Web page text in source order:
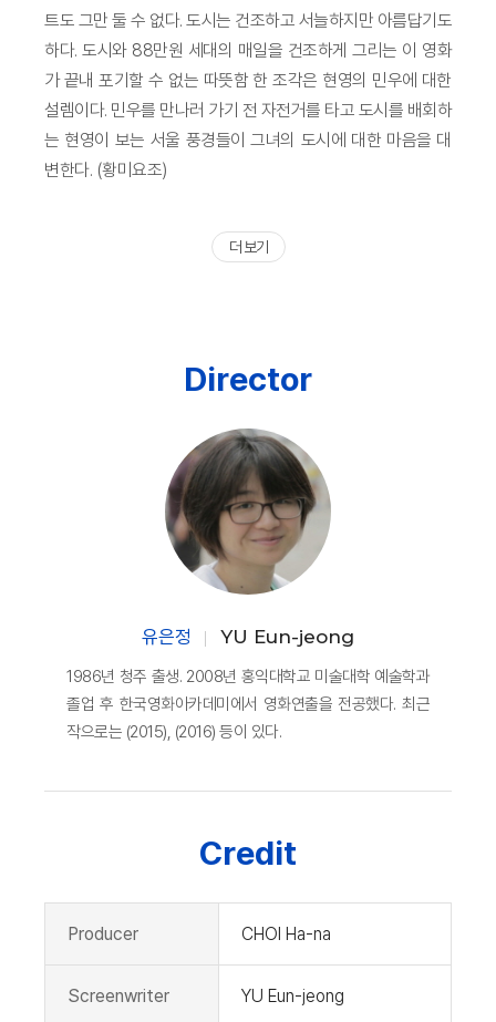
트도 그만 둘 수 없다. 도시는 건조하고 서늘하지만 아름답기도
하다. 도시와 88만원 세대의 매일을 건조하게 그리는 이 영화
가 끝내 포기할 수 없는 따뜻함 한 조각은 현영의 민우에 대한
설렘이다. 민우를 만나러 가기 전 자전거를 타고 도시를 배회하
는 현영이 보는 서울 풍경들이 그녀의 도시에 대한 마음을 대
변한다. (황미요조)
더 보기
Director
유은정 YU Eun-jeong
1986년 청주 출생. 2008년 홍익대학교 미술대학 예술학과
졸업 후 한국영화아카데미에서 영화연출을 전공했다. 최근
작으로는 (2015), (2016) 등이 있다.
Credit
Producer CHOI Ha-na
Screenwriter YU Eun-jeong